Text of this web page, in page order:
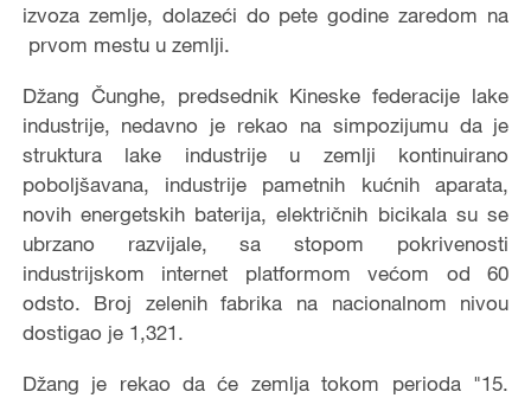
izvoza zemlje, dolazeći do pete godine zaredom na
prvom mestu u zemlji.
Džang Čunghe, predsednik Kineske federacije lake
industrije, nedavno je rekao na simpozijumu da je
struktura lake industrije u zemlji kontinuirano
poboljšavana, industrije pametnih kućnih aparata,
novih energetskih baterija, električnih bicikala su se
ubrzano razvijale, sa stopom pokrivenosti
industrijskom internet platformom većom od 60
odsto. Broj zelenih fabrika na nacionalnom nivou
dostigao je 1,321.
Džang je rekao da će zemlja tokom perioda "15.